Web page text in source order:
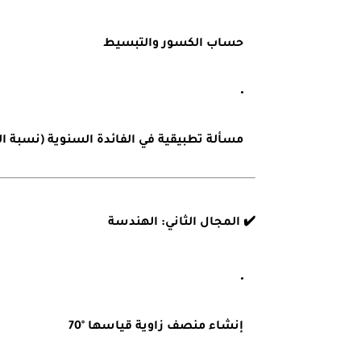
حساب الكسور والتبسيط
مسألة تطبيقية في الفائدة السنوية (نسبة
✔️ المجال الثاني: الهندسة
إنشاء منصف زاوية قياسها °70